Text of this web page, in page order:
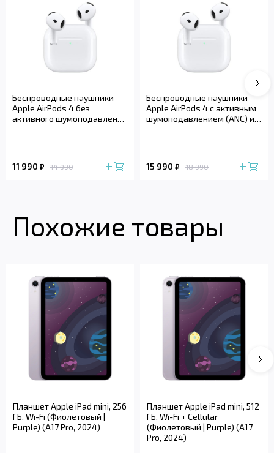
Беспроводные наушники
Apple AirPods 4 без
активного шумоподавления
11 990 ₽ 14 990
Беспроводные наушники
Apple AirPods 4 с активным
шумоподавлением (ANC) и
15 990 ₽ 18 990
Похожие товары
Планшет Apple iPad mini, 256
ГБ, Wi-Fi (Фиолетовый |
Purple) (A17 Pro, 2024)
Планшет Apple iPad mini, 512
ГБ, Wi-Fi + Cellular
(Фиолетовый | Purple) (A17
Pro, 2024)